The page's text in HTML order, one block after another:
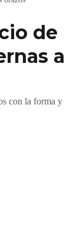
de
a
con la forma y